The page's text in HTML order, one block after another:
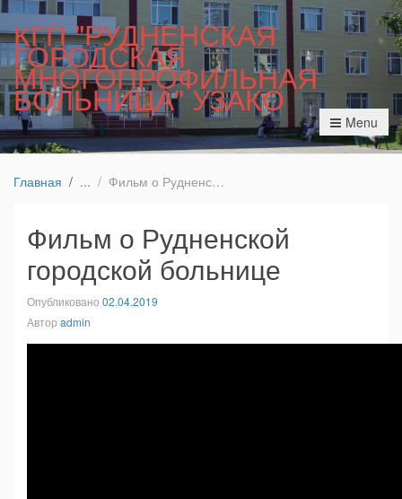
КГП "РУДНЕНСКАЯ
ГОРОДСКАЯ
МНОГОПРОФИЛЬНАЯ
БОЛЬНИЦА" УЗАКО
Menu
Главная Фильм о Рудненской городской больнице
Фильм о Рудненской
городской больнице
Опубликовано 02.04.2019
Автор admin